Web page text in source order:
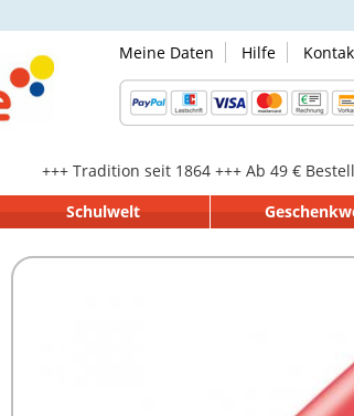
Meine Daten Hilfe
+++ Tradition seit 1864 +++ Ab 49 €
Schulwelt